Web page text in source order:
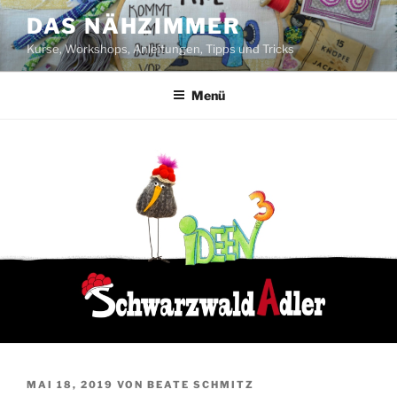
Zum
Inhalt
springen
DAS NÄHZIMMER
Kurse, Workshops, Anleitungen, Tipps und Tricks
Menü
VERÖFFENTLICHT
MAI 18, 2019 VON BEATE SCHMITZ